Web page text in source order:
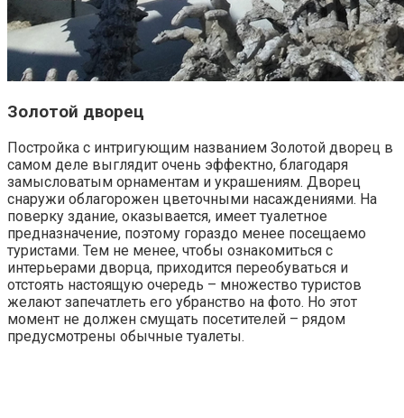
Золотой дворец
Постройка с интригующим названием Золотой дворец в
самом деле выглядит очень эффектно, благодаря
замысловатым орнаментам и украшениям. Дворец
снаружи облагорожен цветочными насаждениями. На
поверку здание, оказывается, имеет туалетное
предназначение, поэтому гораздо менее посещаемо
туристами. Тем не менее, чтобы ознакомиться с
интерьерами дворца, приходится переобуваться и
отстоять настоящую очередь – множество туристов
желают запечатлеть его убранство на фото. Но этот
момент не должен смущать посетителей – рядом
предусмотрены обычные туалеты.